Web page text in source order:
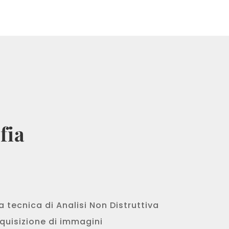
tecnica di Analisi Non Distruttiva
di immagini